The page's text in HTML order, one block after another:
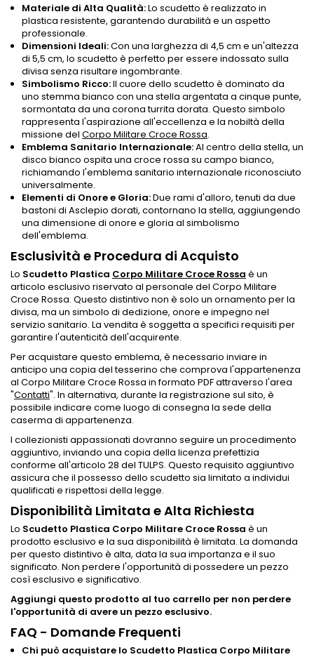
Materiale di Alta Qualità:Lo scudetto è realizzato in
plastica resistente, garantendo durabilità e un aspetto
professionale.
Dimensioni Ideali:Con una larghezza di 4,5 cm e un'altezza
di 5,5 cm, lo scudetto è perfetto per essere indossato sulla
divisa senza risultare ingombrante.
Simbolismo Ricco:Il cuore dello scudetto è dominato da
uno stemma bianco con una stella argentata a cinque punte,
sormontata da una corona turrita dorata. Questo simbolo
rappresenta l'aspirazione all'eccellenza e la nobiltà della
missione del Corpo Militare Croce Rossa.
Emblema Sanitario Internazionale:Al centro della stella, un
disco bianco ospita una croce rossa su campo bianco,
richiamando l'emblema sanitario internazionale riconosciuto
universalmente.
Elementi di Onore e Gloria:Due rami d'alloro, tenuti da due
bastoni di Asclepio dorati, contornano la stella, aggiungendo
una dimensione di onore e gloria al simbolismo
dell'emblema.
Esclusività e Procedura di Acquisto
Lo Scudetto Plastica Corpo Militare Croce Rossa è un
articolo esclusivo riservato al personale del Corpo Militare
Croce Rossa. Questo distintivo non è solo un ornamento per la
divisa, ma un simbolo di dedizione, onore e impegno nel
servizio sanitario. La vendita è soggetta a specifici requisiti per
garantire l'autenticità dell'acquirente.
Per acquistare questo emblema, è necessario inviare in
anticipo una copia del tesserino che comprova l'appartenenza
al Corpo Militare Croce Rossa in formato PDF attraverso l'area
"Contatti". In alternativa, durante la registrazione sul sito, è
possibile indicare come luogo di consegna la sede della
caserma di appartenenza.
I collezionisti appassionati dovranno seguire un procedimento
aggiuntivo, inviando una copia della licenza prefettizia
conforme all'articolo 28 del TULPS. Questo requisito aggiuntivo
assicura che il possesso dello scudetto sia limitato a individui
qualificati e rispettosi della legge.
Disponibilità Limitata e Alta Richiesta
Lo Scudetto Plastica Corpo Militare Croce Rossa è un
prodotto esclusivo e la sua disponibilità è limitata. La domanda
per questo distintivo è alta, data la sua importanza e il suo
significato. Non perdere l'opportunità di possedere un pezzo
così esclusivo e significativo.
Aggiungi questo prodotto al tuo carrello per non perdere
l'opportunità di avere un pezzo esclusivo.
FAQ - Domande Frequenti
Chi può acquistare lo Scudetto Plastica Corpo Militare